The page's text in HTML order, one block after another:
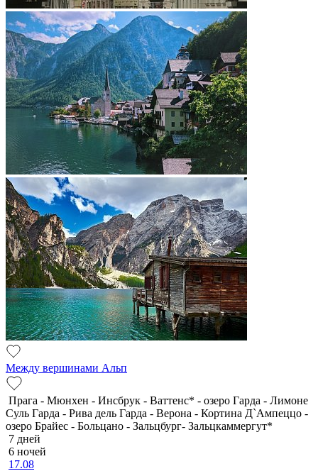
Между вершинами Альп
Прага - Мюнхен - Инсбрук - Ваттенс* - озеро Гарда - Лимоне
Суль Гарда - Рива дель Гарда - Верона - Кортина Д`Ампеццо -
озеро Брайес - Больцано - Зальцбург- Зальцкаммергут*
7 дней
6 ночей
17.08